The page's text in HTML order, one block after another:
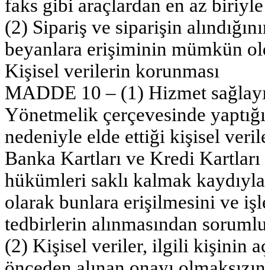
faks gibi araçlardan en az
(2) Sipariş ve siparişin
beyanlara erişiminin mümkün
Kişisel verilerin korunması
MADDE 10 – (1) Hizmet
Yönetmelik çerçevesinde
nedeniyle elde ettiği kişisel
Banka Kartları ve Kredi
hükümleri saklı kalmak
olarak bunlara erişilmesini ve
tedbirlerin alınmasından
(2) Kişisel veriler, ilgili kişinin